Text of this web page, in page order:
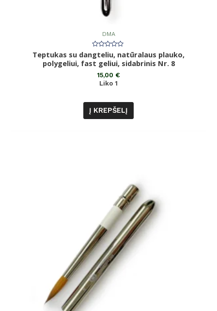
DMA
Įvertinimas:
0
iš
Teptukas su dangteliu, natūralaus plauko,
polygeliui, fast geliui, sidabrinis Nr. 8
15,00 €
Liko 1
Į KREPŠELĮ